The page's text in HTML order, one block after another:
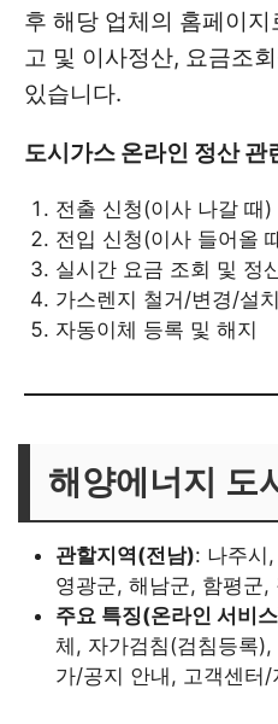
후 해당 업체의 홈페이지
고 및 이사정산, 요금조
있습니다.
도시가스 온라인 정산 관
전출 신청(이사 나갈 때)
전입 신청(이사 들어올
실시간 요금 조회 및 정
가스렌지 철거/변경/설치
자동이체 등록 및 해지
해양에너지 도
관할지역(전남): 나주시
영광군, 해남군, 함평군,
주요 특징(온라인 서비
체, 자가검침(검침등록
가/공지 안내, 고객센터/